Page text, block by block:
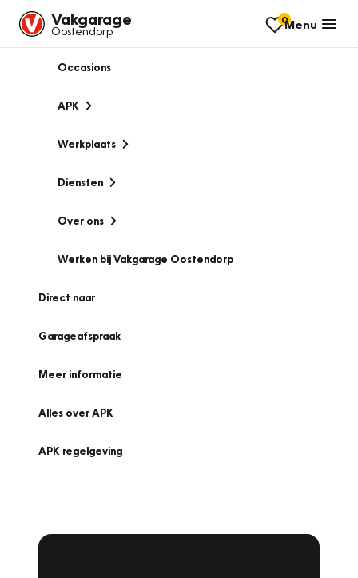
Vakgarage
Oostendorp
0Menu
Occasions
APK
Werkplaats
Diensten
Over ons
Werken bij Vakgarage Oostendorp
Direct naar
Garageafspraak
Meer informatie
Alles over APK
APK regelgeving